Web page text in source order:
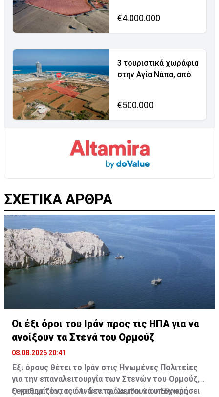
€4.000.000
3 τουριστικά χωράφια
στην Αγία Νάπα, από
€500.000
ΣΧΕΤΙΚΑ ΑΡΘΡΑ
Οι έξι όροι του Ιράν προς τις ΗΠΑ για να
ανοίξουν τα Στενά του Ορμούζ
08.08.2026 20:41
Έξι όρους θέτει το Ιράν στις Ηνωμένες Πολιτείες
για την επαναλειτουργία των Στενών του Ορμούζ,
ξεκαθαρίζοντας ότι δεν πρόκειται να υποχωρήσει
Ο γραμματέας του Ανώτατου Συμβουλίου Εθνικής